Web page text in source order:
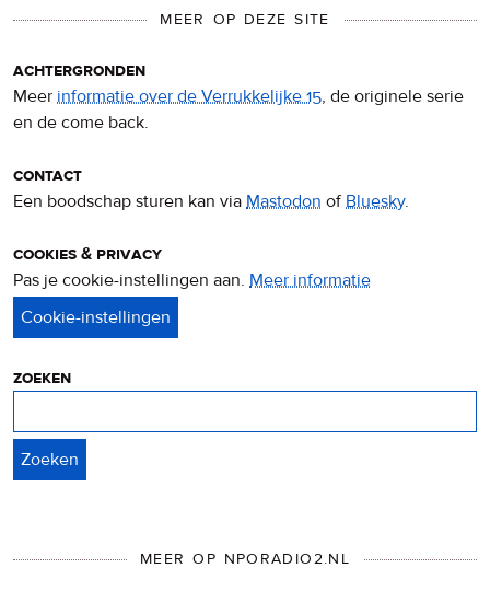
MEER OP DEZE SITE
achtergronden
Meer informatie over de Verrukkelijke 15, de originele serie
en de come back.
contact
Een boodschap sturen kan via Mastodon ofBluesky.
cookies & privacy
Pas je cookie-instellingen aan. Meer informatie
zoeken
MEER OP NPORADIO2.NL